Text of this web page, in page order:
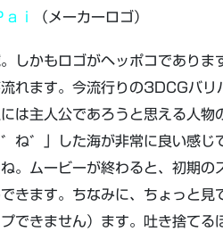
ａｉ （メーカーロゴ）
しかもロゴがヘッポコでありま
れます。今流行りの3DCGバリ
は主人公であろうと思える人物
ね゛」した海が非常に良い感じ
。ムービーが終わると、初期の
きます。ちなみに、ちょっと見
できません）ます。吐き捨てる